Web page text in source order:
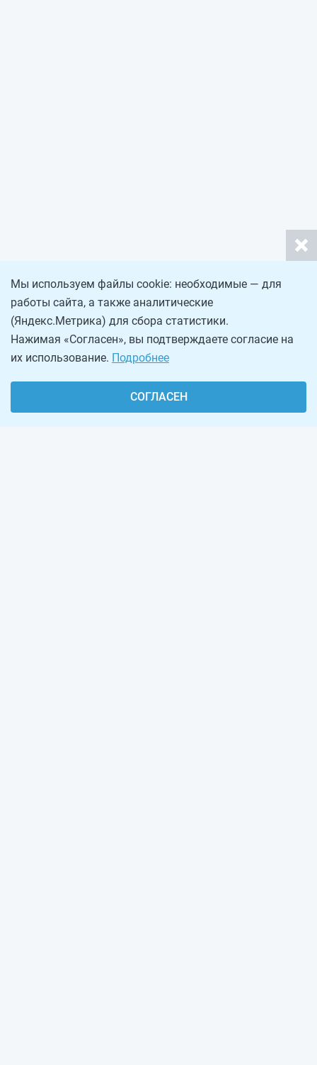
Мы используем файлы cookie: необходимые — для
работы сайта, а также аналитические
(Яндекс.Метрика) для сбора статистики.
Нажимая «Согласен», вы подтверждаете согласие на
их использование. Подробнее
СОГЛАСЕН